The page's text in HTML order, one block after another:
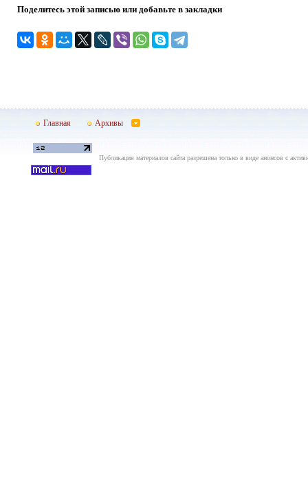
Поделитесь этой записью или добавьте в закладки
Главная Архивы
Публикация материалов сайта разрешена только в виде анонсов с